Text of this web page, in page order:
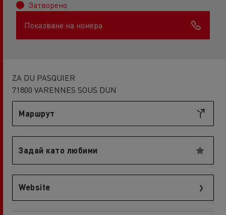
Затворено
Показване на номера
ZA DU PASQUIER
71800 VARENNES SOUS DUN
Маршрут
Задай като любими
Website